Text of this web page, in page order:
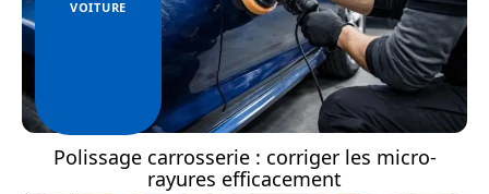
VOITURE
Polissage carrosserie : corriger les micro-
rayures efficacement